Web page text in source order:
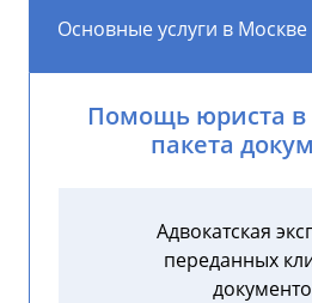
Основные услуги в Москве
Помощь юриста в
пакета
Адвокатская
переданных